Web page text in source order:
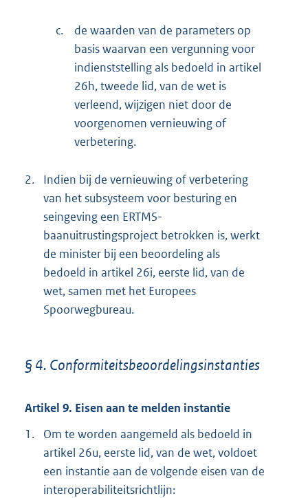
c.
de waarden van de parameters op
basis waarvan een vergunning voor
indienststelling als bedoeld in artikel
26h, tweede lid, van de wet is
verleend, wijzigen niet door de
voorgenomen vernieuwing of
verbetering.
2.
Indien bij de vernieuwing of verbetering
van het subsysteem voor besturing en
seingeving een ERTMS-
baanuitrustingsproject betrokken is, werkt
de minister bij een beoordeling als
bedoeld in artikel 26i, eerste lid, van de
wet, samen met het Europees
Spoorwegbureau.
§ 4. Conformiteitsbeoordelingsinstanties
Artikel 9. Eisen aan te melden instantie
1.
Om te worden aangemeld als bedoeld in
artikel 26u, eerste lid, van de wet, voldoet
een instantie aan de volgende eisen van de
interoperabiliteitsrichtlijn: